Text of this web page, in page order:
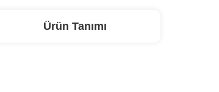
Ürün Tanımı